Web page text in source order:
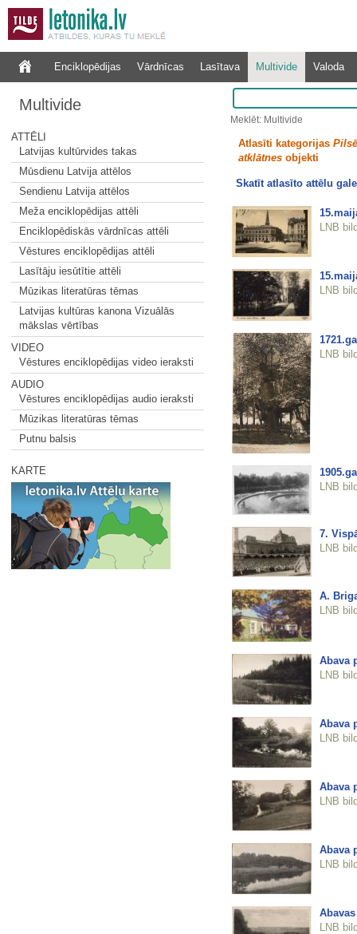
Enciklopēdijas Vārdnīcas Lasītava Multivide Valoda
Multivide
ATTĒLI
Latvijas kultūrvides takas
Mūsdienu Latvija attēlos
Sendienu Latvija attēlos
Meža enciklopēdijas attēli
Enciklopēdiskās vārdnīcas attēli
Vēstures enciklopēdijas attēli
Lasītāju iesūtītie attēli
Mūzikas literatūras tēmas
Latvijas kultūras kanona Vizuālās
mākslas vērtības
VIDEO
Vēstures enciklopēdijas video ieraksti
AUDIO
Vēstures enciklopēdijas audio ieraksti
Mūzikas literatūras tēmas
Putnu balsis
KARTE
Meklēt: Multivide
Atlasīti kategorijas
atklātnesobjekti
Skatīt atlasīto attēlu
LNB
LNB
LNB
LNB
7.
LNB
A.
LNB
Abava
LNB
Abava
LNB
Abava
LNB
Abava
LNB
LNB